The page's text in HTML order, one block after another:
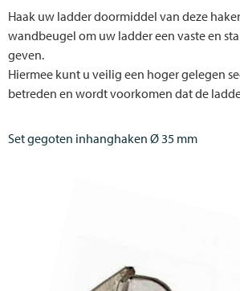
Haak uw ladder doormiddel van deze
wandbeugel om uw ladder een vaste en
geven.
Hiermee kunt u veilig een hoger gelegen
betreden en wordt voorkomen dat de
Set gegoten inhanghaken Ø 35 mm